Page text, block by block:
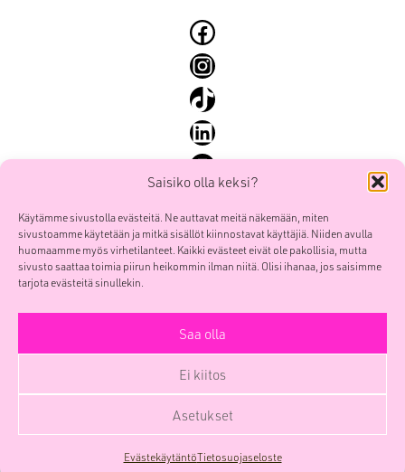
Saisiko olla keksi?
Käytämme sivustolla evästeitä. Ne auttavat meitä näkemään, miten
sivustoamme käytetään ja mitkä sisällöt kiinnostavat käyttäjiä. Niiden avulla
huomaamme myös virhetilanteet. Kaikki evästeet eivät ole pakollisia, mutta
sivusto saattaa toimia piirun heikommin ilman niitä. Olisi ihanaa, jos saisimme
tarjota evästeitä sinullekin.
Saa olla
Ei kiitos
Asetukset
EvästekäytäntöTietosuojaseloste
Konseptit ja kampanjat
Sisällöntuotanto ja some
Yhteiskunnallinen markkinointi
Mainostoimisto Smoy Oy
POOL Verk
Sörnäistenkatu 1
etunimi.sukunimi(at)smoy.com
Y-tunnus 0741439-6
Facebook
Instagram
LinkedIn
YouTube
Facebook
Instagram
TikTok
LinkedIn
YouTube
Etusivu
Palvelut
Me
Yhteys
Yritys
SmoyTalk